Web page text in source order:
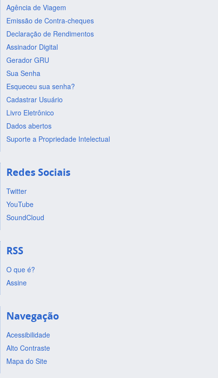
Agência de Viagem
Emissão de Contra-cheques
Declaração de Rendimentos
Assinador Digital
Gerador GRU
Sua Senha
Esqueceu sua senha?
Cadastrar Usuário
Livro Eletrônico
Dados abertos
Suporte a Propriedade Intelectual
Redes Sociais
Twitter
YouTube
SoundCloud
RSS
O que é?
Assine
Navegação
Acessibilidade
Alto Contraste
Mapa do Site